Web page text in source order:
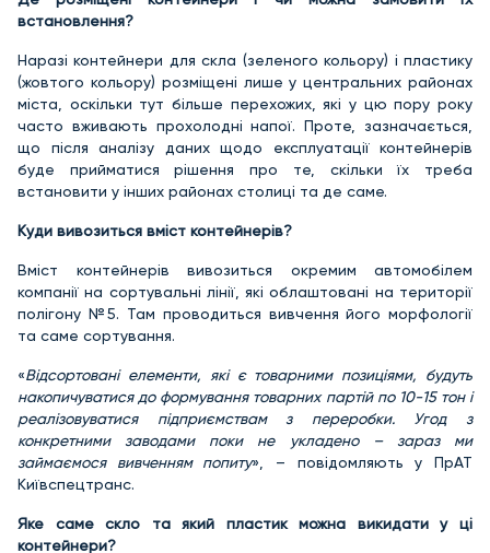
встановлення?
Наразі контейнери для скла (зеленого кольору) і пластику
(жовтого кольору) розміщені лише у центральних районах
міста, оскільки тут більше перехожих, які у цю пору року
часто вживають прохолодні напої. Проте, зазначається,
що після аналізу даних щодо експлуатації контейнерів
буде прийматися рішення про те, скільки їх треба
встановити у інших районах столиці та де саме.
Куди вивозиться вміст контейнерів?
Вміст контейнерів вивозиться окремим автомобілем
компанії на сортувальні лінії, які облаштовані на території
полігону №5. Там проводиться вивчення його морфології
та саме сортування.
«Відсортовані елементи, які є товарними позиціями, будуть
накопичуватися до формування товарних партій по 10-15 тон і
реалізовуватися підприємствам з переробки. Угод з
конкретними заводами поки не укладено – зараз ми
займаємося вивченням попиту», – повідомляють у ПрАТ
Київспецтранс.
Яке саме скло та який пластик можна викидати у ці
контейнери?